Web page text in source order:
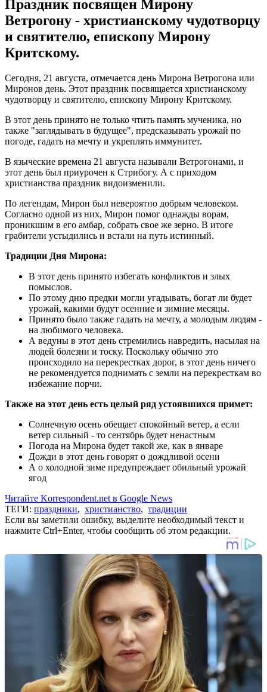
Праздник посвящен Мирону
Ветрогону - христианскому чудотворцу
и святителю, епископу Мирону
Критскому.
Сегодня, 21 августа, отмечается день Мирона Ветрогона или
Миронов день. Этот праздник посвящается христианскому
чудотворцу и святителю, епископу Мирону Критскому.
В этот день принято не только чтить память мученика, но
также "заглядывать в будущее", предсказывать урожай по
погоде, гадать на мечту и укреплять иммунитет.
В языческие времена 21 августа называли Ветрогонами, и
этот день был приурочен к Стрибогу. А с приходом
христианства праздник видоизменили.
По легендам, Мирон был невероятно добрым человеком.
Согласно одной из них, Мирон помог однажды ворам,
проникшим в его амбар, собрать свое же зерно. В итоге
грабители устыдились и встали на путь истинный.
Традиции Дня Мирона:
В этот день принято избегать конфликтов и злых
помыслов.
По этому дню предки могли угадывать, богат ли будет
урожай, какими будут осенние и зимние месяцы.
Принято было также гадать на мечту, а молодым людям -
на любимого человека.
А ведуны в этот день стремились навредить, насылая на
людей болезни и тоску. Поскольку обычно это
происходило на перекрестках дорог, в этот день ничего
не рекомендуется поднимать с земли на перекресткам во
избежание порчи.
Также на этот день есть целый ряд устоявшихся примет:
Солнечную осень обещает спокойный ветер, а если
ветер сильный - то сентябрь будет ненастным
Погода на Мирона будет такой же, как в январе
Дожди в этот день говорят о дождливой осени
А о холодной зиме предупреждает обильный урожай
ягод
Читайте Korrespondent.net в Google News
ТЕГИ: праздники, христианство, традиции
Если вы заметили ошибку, выделите необходимый текст и
нажмите Ctrl+Enter, чтобы сообщить об этом редакции.